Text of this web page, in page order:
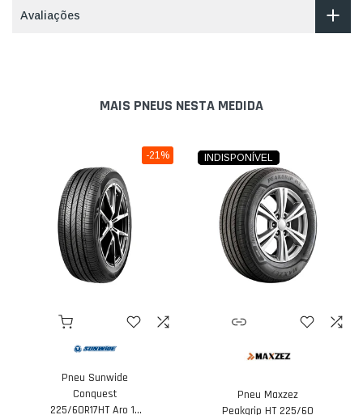
Avaliações
MAIS PNEUS NESTA MEDIDA
-21%
Pneu Sunwide
Conquest
225/60R17HT Aro 17
INDISPONÍVEL
INDISPONÍVEL
Pneu Maxzez
Peakgrip HT 225/60